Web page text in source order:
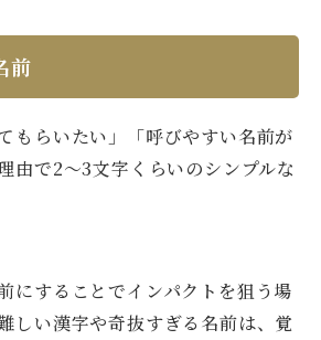
前
もらいたい」「呼びやすい名前が
由で2～3文字くらいのシンプルな
にすることでインパクトを狙う場
しい漢字や奇抜すぎる名前は、覚